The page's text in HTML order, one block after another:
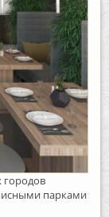
парками